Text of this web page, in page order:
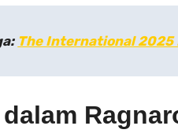
The International 2025